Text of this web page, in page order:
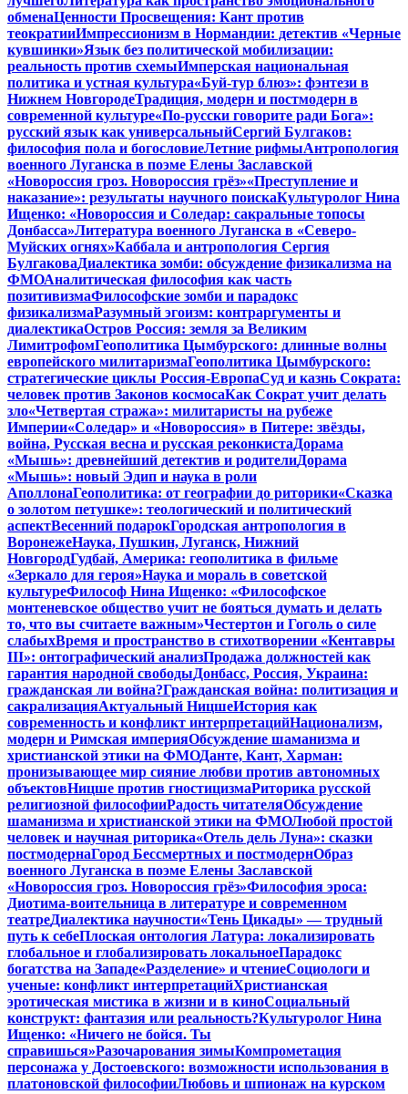
обменаЦенности Просвещения: Кант против
теократииИмпрессионизм в Нормандии: детектив «Черные
кувшинки»Язык без политической мобилизации:
реальность против схемыИмперская национальная
политика и устная культура«Буй-тур блюз»: фэнтези в
Нижнем НовгородеТрадиция, модерн и постмодерн в
современной культуре«По-русски говорите ради Бога»:
русский язык как универсальныйСергий Булгаков:
философия пола и богословиеЛетние рифмыАнтропология
военного Луганска в поэме Елены Заславской
«Новороссия гроз. Новороссия грёз»«Преступление и
наказание»: результаты научного поискаКультуролог Нина
Ищенко: «Новороссия и Соледар: сакральные топосы
Донбасса»Литература военного Луганска в «Северо-
Муйских огнях»Каббала и антропология Сергия
БулгаковаДиалектика зомби: обсуждение физикализма на
ФМОАналитическая философия как часть
позитивизмаФилософские зомби и парадокс
физикализмаРазумный эгоизм: контраргументы и
диалектикаОстров Россия: земля за Великим
ЛимитрофомГеополитика Цымбурского: длинные волны
европейского милитаризмаГеополитика Цымбурского:
стратегические циклы Россия-ЕвропаСуд и казнь Сократа:
человек против Законов космосаКак Сократ учит делать
зло«Четвертая стража»: милитаристы на рубеже
Империи«Соледар» и «Новороссия» в Питере: звёзды,
война, Русская весна и русская реконкистаДорама
«Мышь»: древнейший детектив и родителиДорама
«Мышь»: новый Эдип и наука в роли
АполлонаГеополитика: от географии до риторики«Сказка
о золотом петушке»: теологический и политический
аспектВесенний подарокГородская антропология в
ВоронежеНаука, Пушкин, Луганск, Нижний
НовгородГудбай, Америка: геополитика в фильме
«Зеркало для героя»Наука и мораль в советской
культуреФилософ Нина Ищенко: «Философское
монтеневское общество учит не бояться думать и делать
то, что вы считаете важным»Честертон и Гоголь о силе
слабыхВремя и пространство в стихотворении «Кентавры
III»: онтографический анализПродажа должностей как
гарантия народной свободыДонбасс, Россия, Украина:
гражданская ли война?Гражданская война: политизация и
сакрализацияАктуальный НицшеИстория как
современность и конфликт интерпретацийНационализм,
модерн и Римская империяОбсуждение шаманизма и
христианской этики на ФМОДанте, Кант, Харман:
пронизывающее мир сияние любви против автономных
объектовНицше против гностицизмаРиторика русской
религиозной философииРадость читателяОбсуждение
шаманизма и христианской этики на ФМОЛюбой простой
человек и научная риторика«Отель дель Луна»: сказки
постмодернаГород Бессмертных и постмодернОбраз
военного Луганска в поэме Елены Заславской
«Новороссия гроз. Новороссия грёз»Философия эроса:
Диотима-воительница в литературе и современном
театреДиалектика научности«Тень Цикады» — трудный
путь к себеПлоская онтология Латура: локализировать
глобальное и глобализировать локальноеПарадокс
богатства на Западе«Разделение» и чтениеСоциологи и
ученые: конфликт интерпретацийХристианская
эротическая мистика в жизни и в киноСоциальный
конструкт: фантазия или реальность?Культуролог Нина
Ищенко: «Ничего не бойся. Ты
справишься»Разочарования зимыКомпрометация
персонажа у Достоевского: возможности использования в
платоновской философииЛюбовь и шпионаж на курском